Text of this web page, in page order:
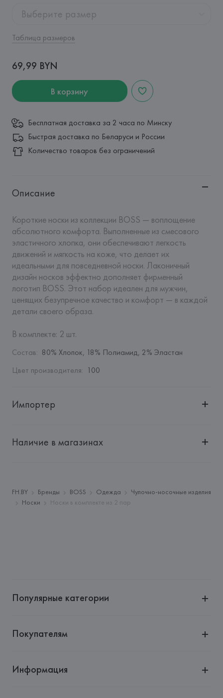
Выберите размер
Таблица размеров
69,99 BYN
В корзину
Бесплатная доставка за 2 часа по Минску
Быстрая доставка по Беларуси и России
Количество товаров без ограничений
Описание
Короткие носки из коллекции BOSS — воплощение
абсолютного комфорта. Выполненные из смесового
эластичного хлопка, они обеспечивают легкость
движений и мягкость на коже, что делает их
идеальными для повседневной носки. Лаконичный
дизайн носков эффектно дополняет фирменный
логотип BOSS. Этот набор идеален для мужчин,
ценящих безупречное качество и комфорт — в каждой
детали своего образа.
В комплекте: 2 шт.
Состав: 80% Хлопок, 18% Полиамид, 2% Эластан
Цвет производителя: 100
Импортер
"Авикойл Интернешнл"
Адрес:
ГЕРМАНИЯ, HUGO BOSS AG, Dieselstrasse 12, D-
72555 Metzingen,
Наличие в магазинах
FH.BY Бренды BOSS Одежда
Чулочно-носочные изделия
Носки
Носки в комплекте из 2 пар
Популярные категории
Покупателям
Информация